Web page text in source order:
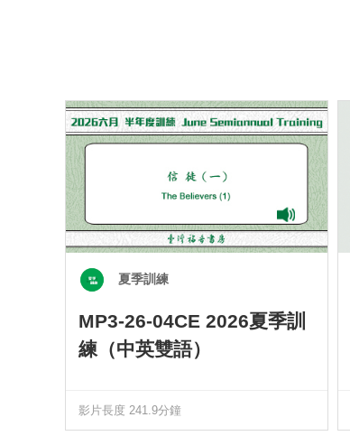
夏季訓練
MP3-26-04CE 2026夏季訓
練（中英雙語）
影片長度 241.9分鐘